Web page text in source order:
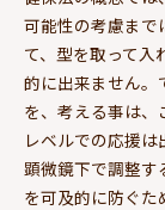
可能性の考慮まで
て、型を取って
的に出来ません
を、考える事は、
レベルでの応援は
顕微鏡下で調整す
を可及的に防ぐた